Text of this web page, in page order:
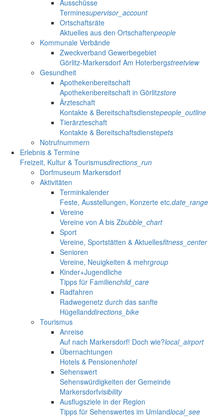
Ausschüsse
Terminesupervisor_account
Ortschaftsräte
Aktuelles aus den Ortschaftenpeople
Kommunale Verbände
Zweckverband Gewerbegebiet
Görlitz-Markersdorf Am Hoterbergstreetview
Gesundheit
Apothekenbereitschaft
Apothekenbereitschaft in Görlitzstore
Ärzteschaft
Kontakte & Bereitschaftsdienstepeople_outline
Tierärzteschaft
Kontakte & Bereitschaftsdienstepets
Notrufnummern
Erlebnis & Termine
Freizeit, Kultur & Tourismusdirections_run
Dorfmuseum Markersdorf
Aktivitäten
Terminkalender
Feste, Ausstellungen, Konzerte etc.date_range
Vereine
Vereine von A bis Zbubble_chart
Sport
Vereine, Sportstätten & Aktuellesfitness_center
Senioren
Vereine, Neuigkeiten & mehrgroup
Kinder+Jugendliche
Tipps für Familienchild_care
Radfahren
Radwegenetz durch das sanfte
Hügellanddirections_bike
Tourismus
Anreise
Auf nach Markersdorf! Doch wie?local_airport
Übernachtungen
Hotels & Pensionenhotel
Sehenswert
Sehenswürdigkeiten der Gemeinde
Markersdorfvisibility
Ausflugsziele in der Region
Tipps für Sehenswertes im Umlandlocal_see